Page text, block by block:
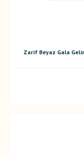
Zarif Beyaz Gala